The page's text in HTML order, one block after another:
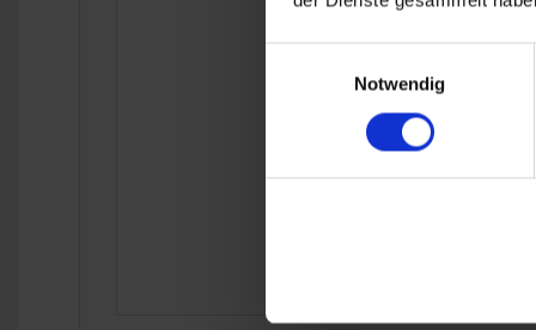
Notwendig
R 75/7
R 100
R 45
R 65
R 80 Mono